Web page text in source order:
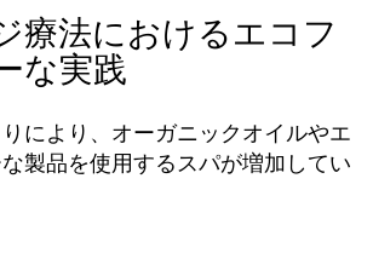
療法におけるエコフ
な実践
により、オーガニックオイルやエ
製品を使用するスパが増加してい